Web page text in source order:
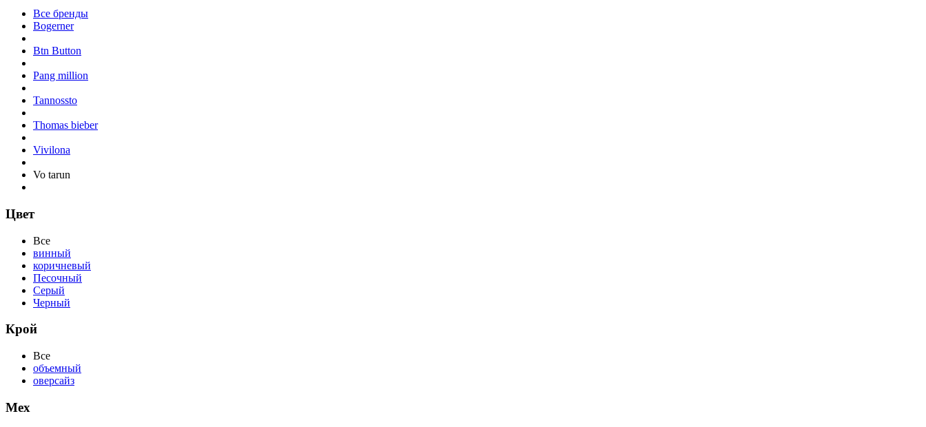
Все бренды
Bogerner
Btn Button
Pang million
Tannossto
Thomas bieber
Vivilona
Vo tarun
Цвет
Все
винный
коричневый
Песочный
Серый
Черный
Крой
Все
объемный
оверсайз
Мех